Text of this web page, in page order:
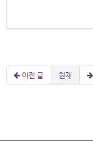
이전 글 현재